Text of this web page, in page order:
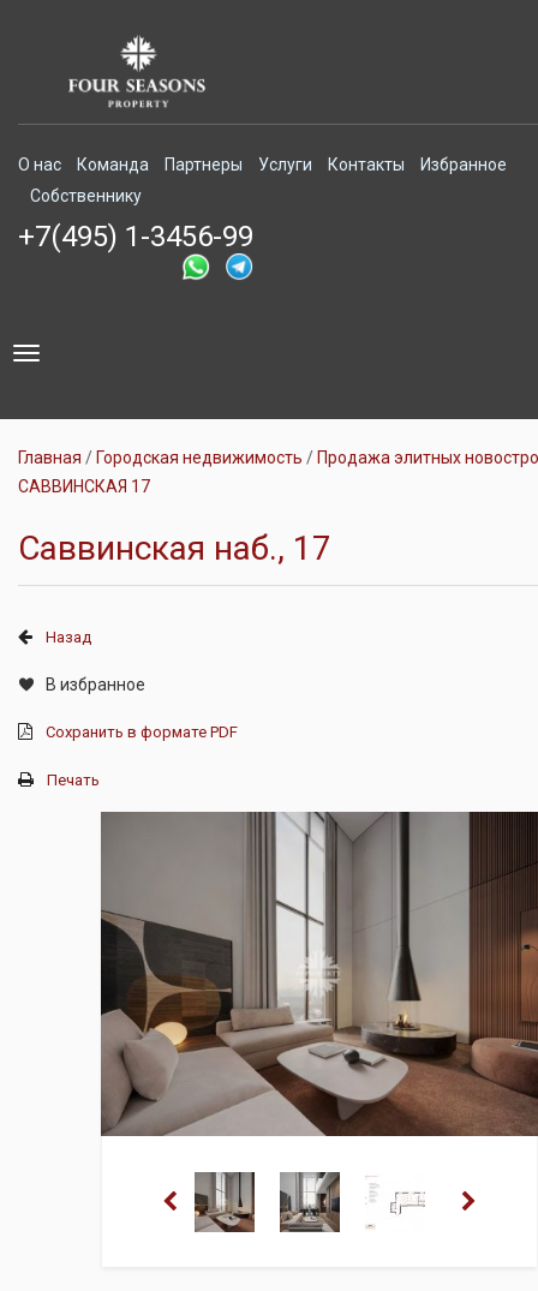
О нас Команда Партнеры Услуги Контакты
Избранное
Собственнику
+7(495) 1-3456-99
Toggle
Главная Городская недвижимость
Продажа элитных
САВВИНСКАЯ 17
Саввинская наб., 17
Назад
В избранное
Сохранить в формате PDF
Печать